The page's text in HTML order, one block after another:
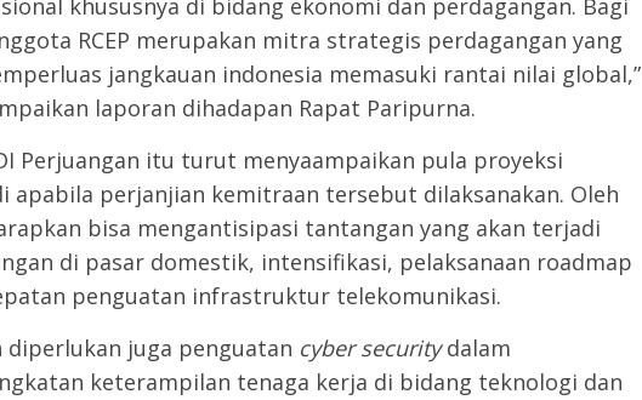
khususnya di bidang ekonomi dan perdagangan. Bagi
RCEP merupakan mitra strategis perdagangan yang
jangkauan indonesia memasuki rantai nilai global,”
laporan dihadapan Rapat Paripurna.
Perjuangan itu turut menyaampaikan pula proyeksi
apabila perjanjian kemitraan tersebut dilaksanakan. Oleh
bisa mengantisipasi tantangan yang akan terjadi
di pasar domestik, intensifikasi, pelaksanaan roadmap
penguatan infrastruktur telekomunikasi.
diperlukan juga penguatan cyber securitydalam
keterampilan tenaga kerja di bidang teknologi dan